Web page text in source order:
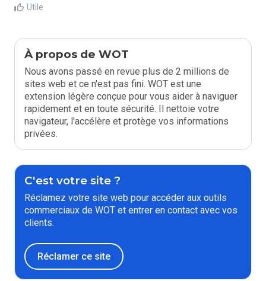
Utile
À propos de WOT
Nous avons passé en revue plus de 2 millions de
sites web et ce n'est pas fini. WOT est une
extension légère conçue pour vous aider à naviguer
rapidement et en toute sécurité. Il nettoie votre
navigateur, l'accélère et protège vos informations
privées.
C'est votre site ?
Réclamez votre site web pour accéder aux outils
commerciaux de WOT et entrer en contact avec vos
clients.
Réclamer ce site